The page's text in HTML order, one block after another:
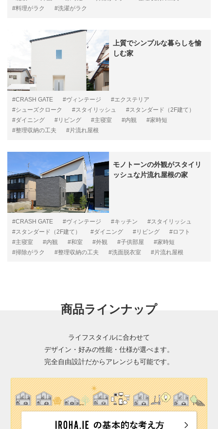
#料理がラク
#洗濯がラク
上質でシンプルな暮らしを愉
しむ家
#CRASH GATE #ヴィンテージ
#エクステリア
#シューズクローク
#スタイリッシュ
#スタンダード（2F建て）
#ダイニング
#リビング #主寝室 #内観
#家時短
#整理収納の工夫
#片流れ屋根
モノトーンの外観がスタイリ
ッシュな片流れ屋根の家
#CRASH GATE #ヴィンテージ #キッチン
#スタイリッシュ
#スタンダード（2F建て）
#ダイニング #リビング
#ロフト
#主寝室
#内観 #和室 #外観 #子供部屋
#家時短
#掃除がラク
#整理収納の工夫 #洗面脱衣室 #片流れ屋根
商品ラインナップ
ライフスタイルに合わせて
デザイン・好みの性能・仕様が選べます。
完全自由設計だからアレンジも可能です。